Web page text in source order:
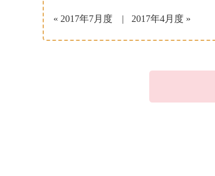
« 2017年7月度 2017年4月度 »